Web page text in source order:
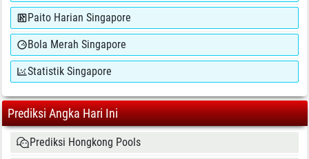
Paito Harian Singapore
Bola Merah Singapore
Statistik Singapore
Prediksi Angka Hari Ini
Prediksi Hongkong Pools